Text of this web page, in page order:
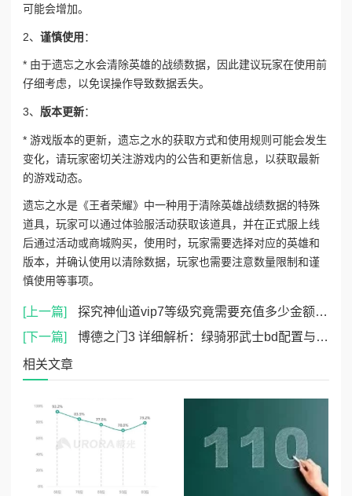
可能会增加。
2、 谨慎使用 ：
* 由于遗忘之水会清除英雄的战绩数据，因此建议玩家在使用前
仔细考虑，以免误操作导致数据丢失。
3、 版本更新：
* 游戏版本的更新，遗忘之水的获取方式和使用规则可能会发生
变化，请玩家密切关注游戏内的公告和更新信息，以获取最新
的游戏动态。
遗忘之水是《王者荣耀》中一种用于清除英雄战绩数据的特殊
道具，玩家可以通过体验服活动获取该道具，并在正式服上线
后通过活动或商城购买，使用时，玩家需要选择对应的英雄和
版本，并确认使用以清除数据，玩家也需要注意数量限制和谨
慎使用等事项。
[上一篇]
探究神仙道vip7等级究竟需要充值多少金额才能达到
[下一篇]
博德之门3 详细解析：绿骑邪武士bd配置与构建指南介绍
相关文章